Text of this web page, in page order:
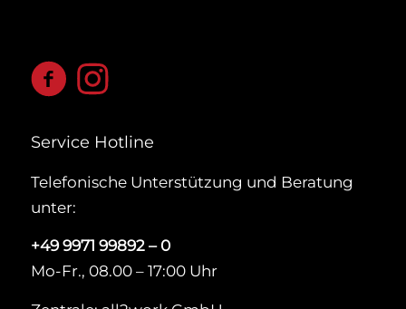
Service Hotline
Telefonische Unterstützung und Beratung
unter:
+49 9971 99892 – 0
Mo-Fr., 08.00 – 17:00 Uhr